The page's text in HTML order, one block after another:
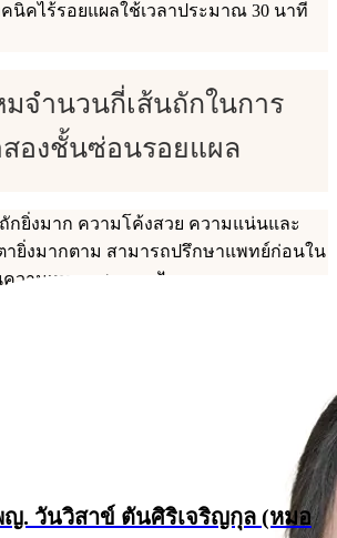
นิคไร้รอยแผลใช้เวลาประมาณ 30 นาที
มจำนวนกี่เส้นถักในการ
องชั้นซ่อนรอยแผล
กยิ่งมาก ความโค้งสวย ความแน่นและ
ยิ่งมากตาม สามารถปรึกษาแพทย์ก่อนใน
ความเหมาะสมตามปัญหาดวงตาของ
. วันวิสาข์ ตันศิริเจริญกุล (หมอ